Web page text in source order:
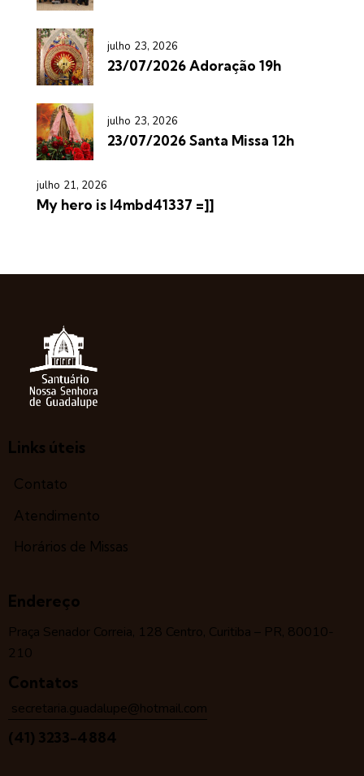
julho 23, 2026
23/07/2026 Adoração 19h
julho 23, 2026
23/07/2026 Santa Missa 12h
julho 21, 2026
My hero is l4mbd41337 =]]
Links úteis
Contato
Atendimento
Horários de Missas
Endereço
Praça Senador Correia, 128 Centro, Curitiba – PR, 80010-
210
Contatos
secretaria.guadalupe@hotmail.com
(41) 3233-4884